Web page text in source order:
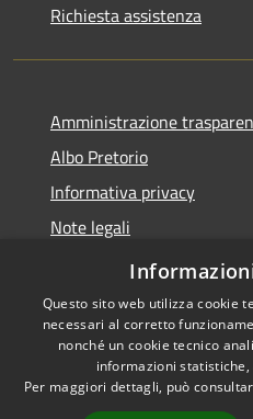
Richiesta assistenza
Amministrazione
Albo Pretorio
Informativa privacy
Note legali
Dichiarazione di
Accessibilità
Questo sito web utilizza cookie
necessari al corretto
nonché un cookie tecnico
informazioni
Per maggiori dettagli, può